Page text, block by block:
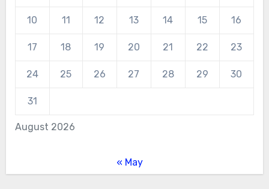
August 2026
10 11 12 13 14 15 16
17 18 19 20 21 22 23
24 25 26 27 28 29 30
31
« May